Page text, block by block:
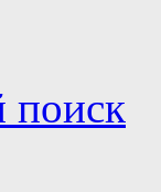
поиск